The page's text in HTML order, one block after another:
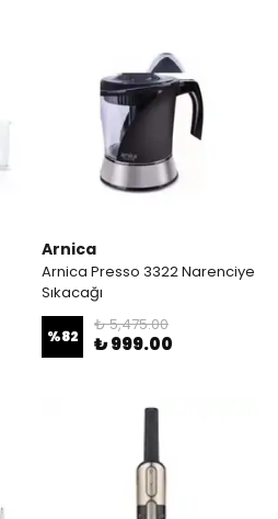
Arnica
Arnica Presso 3322 Narenciye
Sıkacağı
%82
₺ 5,475.00
₺ 999.00